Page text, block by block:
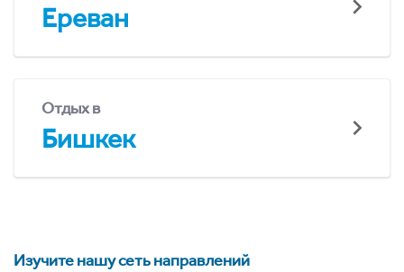
Ереван
Отдых в
Бишкек
Изучите нашу сеть направлений